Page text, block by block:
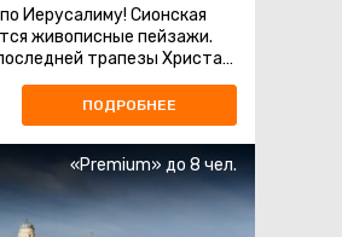
Иерусалиму! Сионская
живописные пейзажи.
трапезы Христа -
Горница Тайной Вечери, а также ...
ПОДРОБНЕЕ
«Premium» до 8 чел.